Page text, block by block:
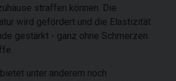
straffen können. Die
wird gefördert und die Elastizität
gestärkt - ganz ohne Schmerzen
unter anderem noch